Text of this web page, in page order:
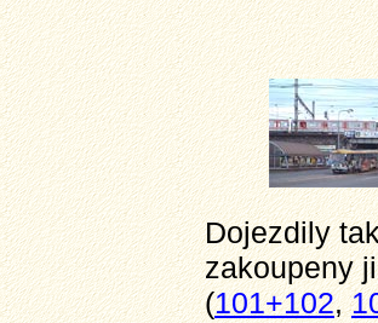
Dojezdily
zakoupeny
(101+102,